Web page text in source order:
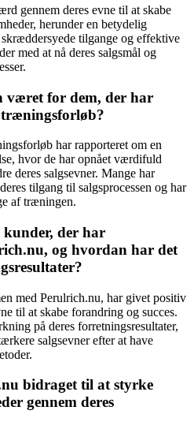
gennem deres evne til at skabe
herunder en betydelig
tilgange og effektive
med at nå deres salgsmål og
været for dem, der har
har rapporteret om en
hvor de har opnået værdifuld
deres salgsevner. Mange har
tilgang til salgsprocessen og har
af træningen.
kunder, der har
og hvordan har det
med Perulrich.nu, har givet positiv
til at skabe forandring og succes.
på deres forretningsresultater,
salgsevner efter at have
bidraget til at styrke
gennem deres